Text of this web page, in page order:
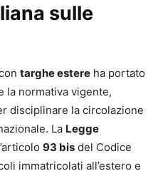
sulle
targhe estere ha portato
la normativa vigente,
disciplinare la circolazione
La Legge
93 bis del Codice
immatricolati all’estero e